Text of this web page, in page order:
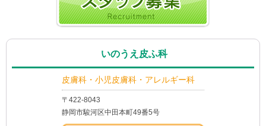
いのうえ皮ふ科
皮膚科・小児皮膚科・アレルギー科
〒422-8043
静岡市駿河区中田本町49番5号